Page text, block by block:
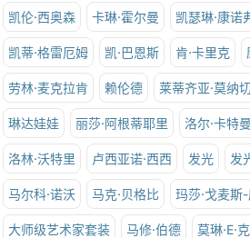
凯伦·西奥森 卡琳·霍尔曼 凯瑟琳·康诺
凯蒂·格雷厄姆 凯·巴恩斯 肯·卡里克
劳林·麦克拉肯 赖伦德 莱蒂齐亚·莫纳
琳达娃娃 丽莎·阿根蒂耶里 洛尔·卡特曼
洛林·沃特里 卢西亚诺·西西 发光 发
马尔科·诺沃 马克·贝格比 玛莎·戈麦斯
大师级艺术家套装 马修·伯德 莫琳·E·